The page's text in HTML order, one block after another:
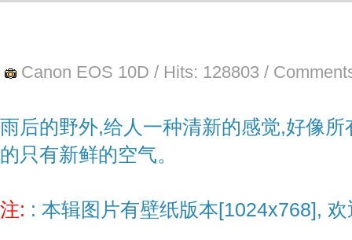
Canon EOS 10D / Hits: 128803 /
雨后的野外,给人一种清新的感觉,好像
的只有新鲜的空气。
注: : 本辑图片有壁纸版本[1024x768],